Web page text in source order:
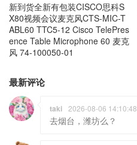
新到货全新有包装CISCO思科S
X80视频会议麦克风CTS-MIC-T
ABL60 TTC5-12 Cisco TelePres
ence Table Microphone 60 麦克
风 74-100050-01
最新评论
taki 2026-08-06 14:10:48
去烟台，潍坊么？